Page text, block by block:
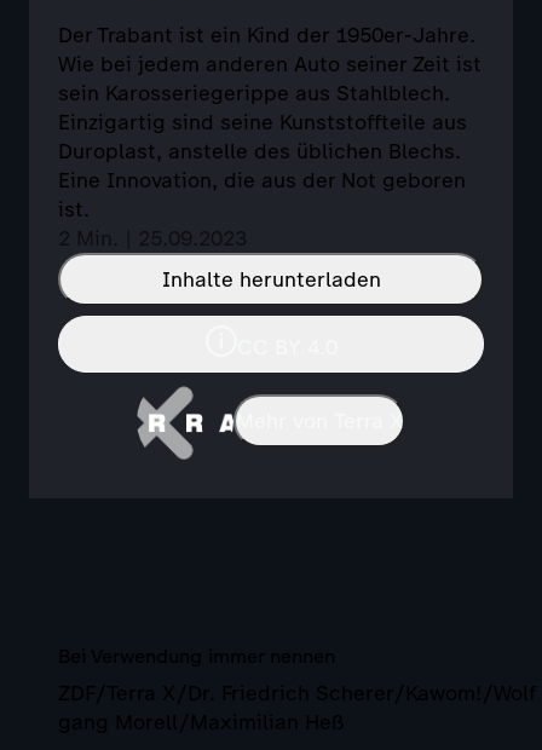
Der Trabant ist ein Kind der 1950er-Jahre.
Wie bei jedem anderen Auto seiner Zeit ist
sein Karosseriegerippe aus Stahlblech.
Einzigartig sind seine Kunststoffteile aus
Duroplast, anstelle des üblichen Blechs.
Eine Innovation, die aus der Not geboren
ist.
2 Min. | 25.09.2023
Inhalte herunterladen
Mehr von Terra X
Bei Verwendung immer nennen
ZDF/Terra X/Dr. Friedrich Scherer/Kawom!/Wolf
gang Morell/Maximilian Heß